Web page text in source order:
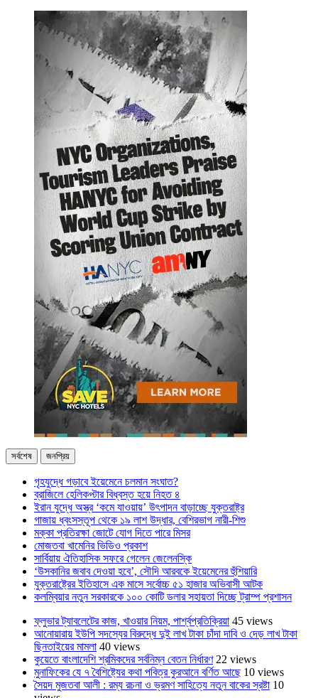
সর্বশেষ জনপ্রিয়
গৃহযুদ্ধে গড়াবে ইয়েমেনে চলমান সংঘাত?
ব্রাজিলে হেলিকপ্টার বিধ্বস্ত হয়ে নিহত ৪
ইরান যুদ্ধে অস্ত্র ‘কমে যাওয়ায়’ উৎপাদন বাড়াচ্ছে যুক্তরাষ্ট্র
গাজায় ধ্বংসস্তূপ থেকে ১৯ লাশ উদ্ধার, বেশিরভাগ নারী-শিশু
মক্কা প্রতিরক্ষা জোটে যোগ দিতে পারে মিসর
মোজতবা খামেনির ভিডিও প্রকাশ
সার্বিয়ায় ঐতিহাসিক সফরে গেলেন জেলেনস্কি
‘উসকানির জবাব দেওয়া হবে’, সৌদি আরবকে ইয়েমেনের হুঁশিয়ারি
যুক্তরাষ্ট্রের ইতিহাসে এক মাসে সর্বোচ্চ ৫১ হাজার অভিবাসী আটক
কলম্বিয়ার নতুন সরকারকে ১০০ কোটি ডলার সহায়তা দিচ্ছে ট্রাম্প প্রশাসন
ফ্লুভার ট্যাবলেটের কাজ, খাওয়ার নিয়ম, পার্শ্বপ্রতিক্রিয়া 45 views
আনোয়ারায় ইউপি সদস্যের বিরুদ্ধে দুই লাখ টাকা চাঁদা দাবি ও দেড় লাখ টাকা
ছিনতাইয়ের মামলা 40 views
কুয়েতে বাংলাদেশি শ্রমিকদের সর্বনিম্ন বেতন নির্ধারণ 22 views
মুনাফিকের যে ৭ বৈশিষ্ট্যের কথা পবিত্র কুরআনে বর্ণিত আছে 10 views
সৈয়দ মুজতবা আলী : রম্য রচনা ও ভ্রমণ সাহিত্যে নতুন বাকের স্রষ্টা 10